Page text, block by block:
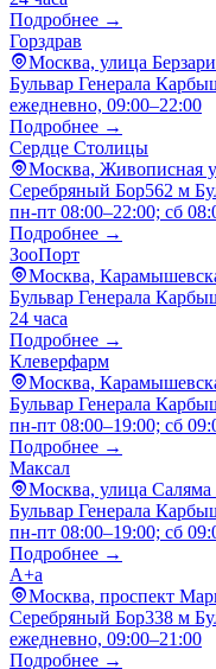
Подробнее →
Горздрав
Москва, улица
Бульвар Генерала
ежедневно, 09:00–22:00
Подробнее →
Сердце Столицы
Москва, Живописная
Серебряный Бор562 м
пн-пт 08:00–22:00; сб
Подробнее →
ЗооПорт
Москва,
Бульвар Генерала
24 часа
Подробнее →
Клеверфарм
Москва,
Бульвар Генерала
пн-пт 08:00–19:00; сб
Подробнее →
Максал
Москва, улица
Бульвар Генерала
пн-пт 08:00–19:00; сб
Подробнее →
А+а
Москва, проспект
Серебряный Бор338 м
ежедневно, 09:00–21:00
Подробнее →